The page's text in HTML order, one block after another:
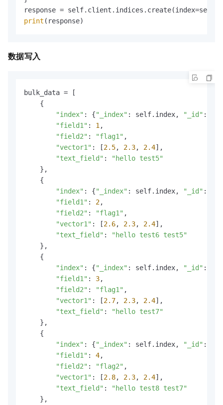
print (response)
数据写入
bulk_data = [
    {
"index" : {"_index" : self.index, "_id" :
"field1" : 1 ,
"field2" : "flag1" ,
"vector1" : [2.5, 2.3, 2.4],
"text_field" :
"hello test5"
    },
    {
"index" : {"_index" : self.index, "_id" :
"field1" : 2,
"field2" : "flag1" ,
"vector1" : [2.6, 2.3, 2.4],
"text_field" :
"hello test6 test5"
    },
    {
"index" : {"_index" : self.index, "_id" :
"field1" : 3,
"field2" : "flag1" ,
"vector1" : [2.7, 2.3, 2.4],
"text_field" :
"hello test7"
    },
    {
"index" : {"_index" : self.index, "_id" :
"field1" : 4,
"field2" : "flag2" ,
"vector1" : [2.8, 2.3, 2.4],
"text_field" :
"hello test8 test7"
    },